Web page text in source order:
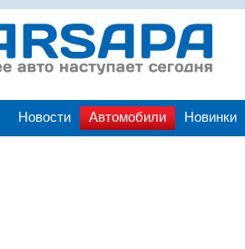
Новости Автомобили Новинки